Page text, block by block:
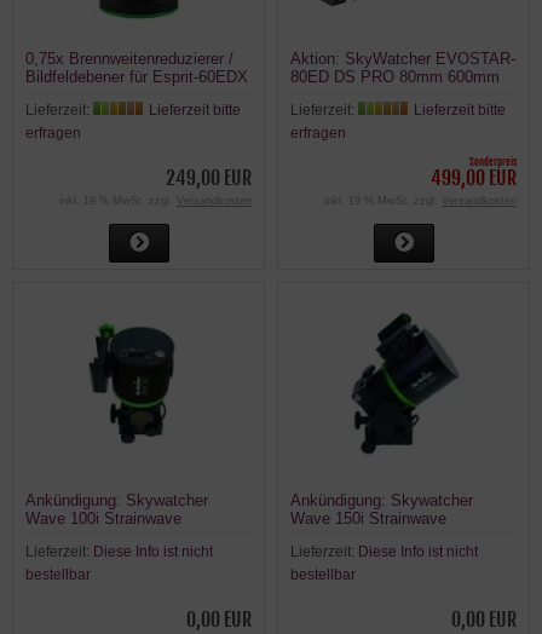
0,75x Brennweitenreduzierer /
Bildfeldebener für Esprit-60EDX
Lieferzeit:
Lieferzeit bitte
erfragen
249,00 EUR
inkl. 19 % MwSt. zzgl. Versandkosten
Aktion: SkyWatcher EVOSTAR-
80ED DS PRO 80mm 600mm
Lieferzeit:
Lieferzeit bitte
erfragen
Sonderpreis
499,00 EUR
inkl. 19 % MwSt. zzgl. Versandkosten
Ankündigung: Skywatcher
Wave 100i Strainwave
Lieferzeit: Diese Info ist nicht
bestellbar
0,00 EUR
Ankündigung: Skywatcher
Wave 150i Strainwave
Lieferzeit: Diese Info ist nicht
bestellbar
0,00 EUR